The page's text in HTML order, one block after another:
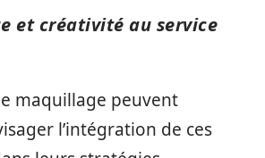
et créativité au service
maquillage peuvent
l’intégration de ces